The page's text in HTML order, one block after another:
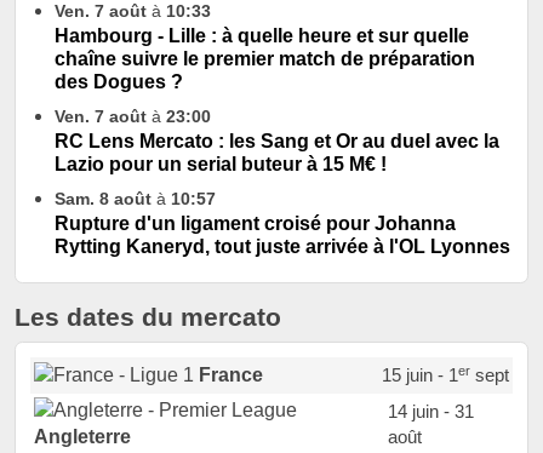
Ven. 7 août à 10:33
Hambourg - Lille : à quelle heure et sur quelle
chaîne suivre le premier match de préparation
des Dogues ?
Ven. 7 août à 23:00
RC Lens Mercato : les Sang et Or au duel avec la
Lazio pour un serial buteur à 15 M€ !
Sam. 8 août à 10:57
Rupture d'un ligament croisé pour Johanna
Rytting Kaneryd, tout juste arrivée à l'OL Lyonnes
Les dates du mercato
France 15 juin - 1ersept
Angleterre
14 juin - 31
août